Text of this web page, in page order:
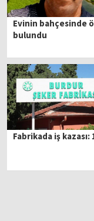
Evinin bahçesinde
bulundu
Fabrikada iş kazası: